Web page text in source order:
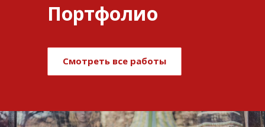
Портфолио
Смотреть все работы